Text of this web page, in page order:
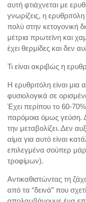
αυτή φτιάχνεται με
γνωρίζεις, η
πολύ στην κετογονική
μέτρια πρωτεϊνη και
έχει θερμίδες και δεν
Τι είναι ακριβώς η
Η ερυθριτόλη είναι
φυσιολογικά σε
Έχει περίπου το 60-
παρόμοια όμως γεύση.
την μεταβολίζει. Δεν
αίμα για αυτό είναι
επιλεγμένα σούπερ
τροφίμων).
Αντικαθιστώντας τη
από τα “δεινά” που